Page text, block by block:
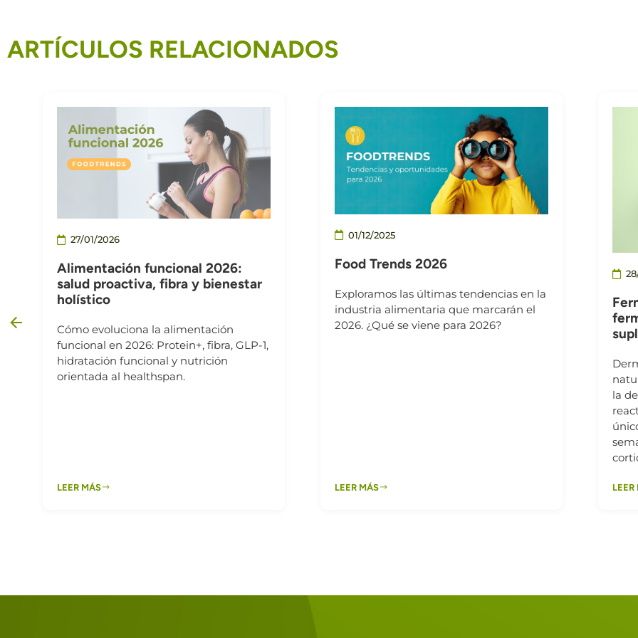
ARTÍCULOS RELACIONADOS
27/01/2026
Alimentación funcional 2026:
salud proactiva, fibra y bienestar
holístico
Cómo evoluciona la alimentación
funcional en 2026: Protein+, fibra, GLP-1,
hidratación funcional y nutrición
orientada al healthspan.
LEER MÁS
01/12/2025
Food Trends 2026
Exploramos las últimas tendencias en la
industria alimentaria que marcarán el
2026. ¿Qué se viene para 2026?
LEER MÁS
la
LEER